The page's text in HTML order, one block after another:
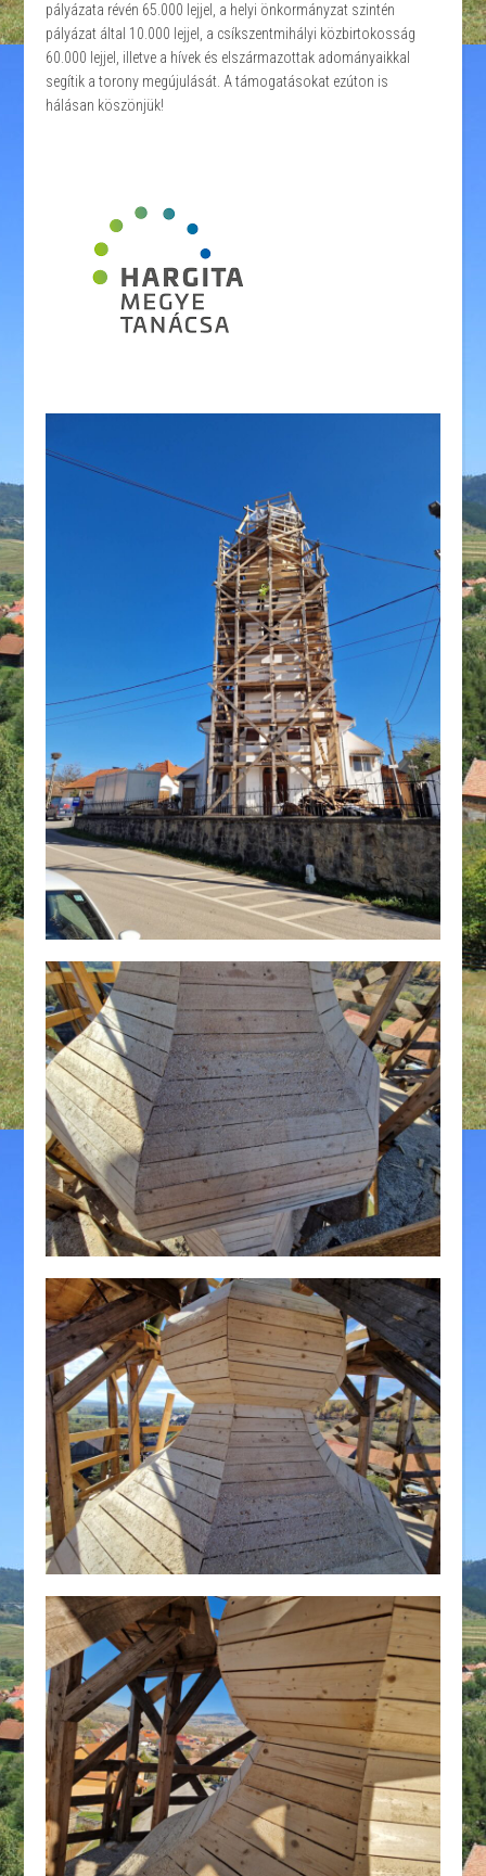
pályázata révén 65.000 lejjel, a helyi önkormányzat szintén
pályázat által 10.000 lejjel, a csíkszentmihályi közbirtokosság
60.000 lejjel, illetve a hívek és elszármazottak adományaikkal
segítik a torony megújulását. A támogatásokat ezúton is
hálásan köszönjük!